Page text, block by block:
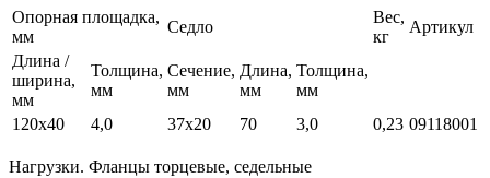
Опорная площадка,
мм
Седло
Вес,
кг
Артикул
Длина /
ширина,
мм
Толщина,
мм
Сечение,
мм
Длина,
мм
Толщина,
мм
120x40
4,0 37x20 70 3,0 0,23 09118001
Нагрузки. Фланцы торцевые, седельные